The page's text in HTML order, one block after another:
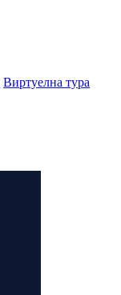
Виртуелна тура